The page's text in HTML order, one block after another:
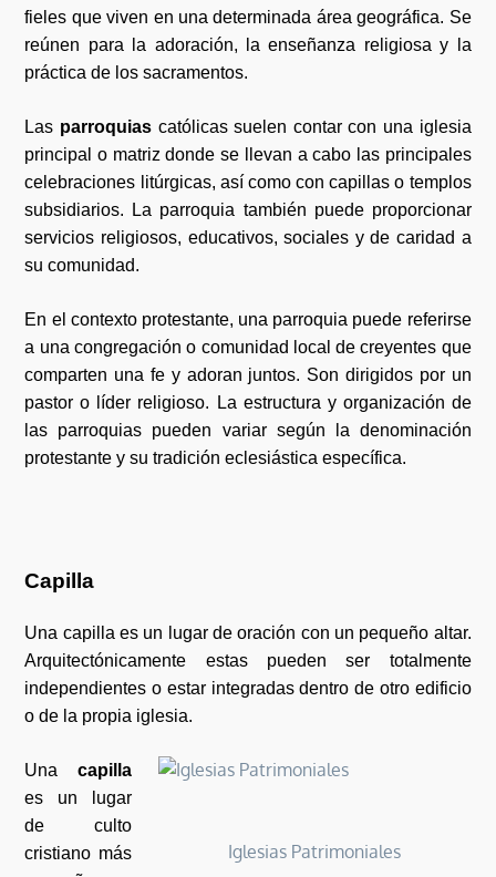
fieles que viven en una determinada área geográfica. Se
reúnen para la adoración, la enseñanza religiosa y la
práctica de los sacramentos.
Las parroquias católicas suelen contar con una iglesia
principal o matriz donde se llevan a cabo las principales
celebraciones litúrgicas, así como con capillas o templos
subsidiarios. La parroquia también puede proporcionar
servicios religiosos, educativos, sociales y de caridad a
su comunidad.
En el contexto protestante, una parroquia puede referirse
a una congregación o comunidad local de creyentes que
comparten una fe y adoran juntos. Son dirigidos por un
pastor o líder religioso. La estructura y organización de
las parroquias pueden variar según la denominación
protestante y su tradición eclesiástica específica.
Capilla
Una capilla es un lugar de oración con un pequeño altar.
Arquitectónicamente estas pueden ser totalmente
independientes o estar integradas dentro de otro edificio
o de la propia iglesia.
Iglesias Patrimoniales
Una capilla
es un lugar
de culto
cristiano más